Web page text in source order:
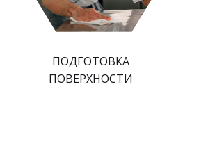
ПОДГОТОВКА
ПОВЕРХНОСТИ